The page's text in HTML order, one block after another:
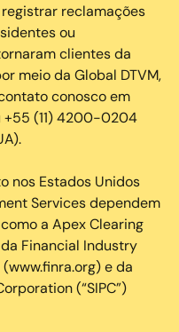
reclamações
ou
clientes da
meio da Global DTVM,
conosco em
+55 (11) 4200-0204
nos Estados Unidos
Services dependem
a Apex Clearing
Financial Industry
e da
(“SIPC”)